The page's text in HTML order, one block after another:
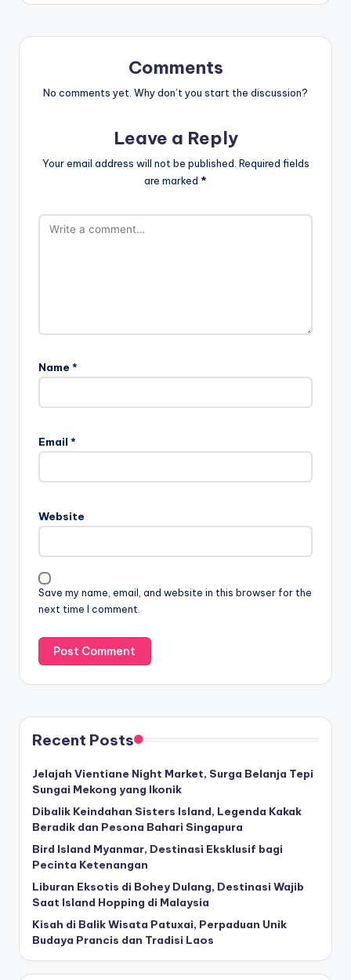
Comments
No comments yet. Why don’t you start the discussion?
Leave a Reply
Your email address will not be published. Required fields
are marked *
Name *
Email *
Website
Save my name, email, and website in this browser for the
next time I comment.
Recent Posts
Jelajah Vientiane Night Market, Surga Belanja Tepi
Sungai Mekong yang Ikonik
Dibalik Keindahan Sisters Island, Legenda Kakak
Beradik dan Pesona Bahari Singapura
Bird Island Myanmar, Destinasi Eksklusif bagi
Pecinta Ketenangan
Liburan Eksotis di Bohey Dulang, Destinasi Wajib
Saat Island Hopping di Malaysia
Kisah di Balik Wisata Patuxai, Perpaduan Unik
Budaya Prancis dan Tradisi Laos